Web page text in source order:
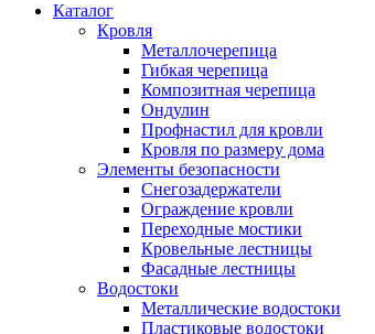
Каталог
Кровля
Металлочерепица
Гибкая черепица
Композитная черепица
Ондулин
Профнастил для кровли
Кровля по размеру дома
Элементы безопасности
Снегозадержатели
Ограждение кровли
Переходные мостики
Кровельные лестницы
Фасадные лестницы
Водостоки
Металлические водостоки
Пластиковые водостоки